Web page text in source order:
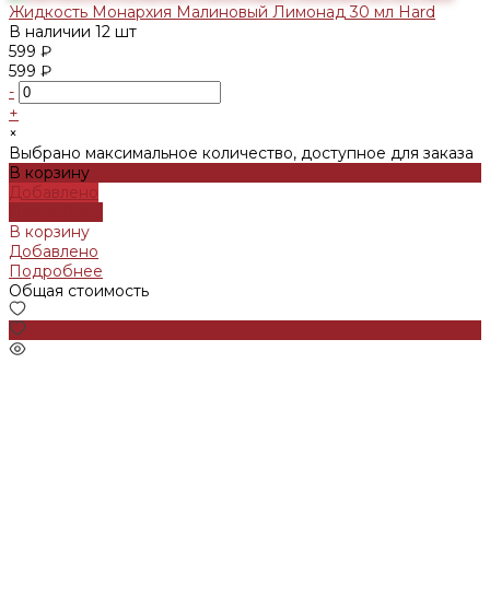
Жидкость Монархия Малиновый Лимонад 30 мл Hard
В наличии 12 шт
599 ₽
599 ₽
-
+
×
Выбрано максимальное количество, доступное для заказа
В корзину
Добавлено
В корзину
Добавлено
Подробнее
Общая стоимость